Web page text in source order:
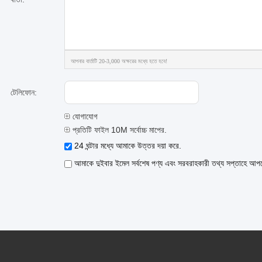
আপনার বার্তাটি 20-3,000 অক্ষরের মধ্যে হতে হবে!
টেলিফোন:
যোগাযোগ
প্রতিটি ফাইল 10M সর্বোচ্চ মাপের.
24 ঘন্টার মধ্যে আমাকে উত্তর দয়া করে.
আমাকে দুইবার ইমেল সর্বশেষ পণ্য এবং সরবরাহকারী তথ্য সপ্তাহে